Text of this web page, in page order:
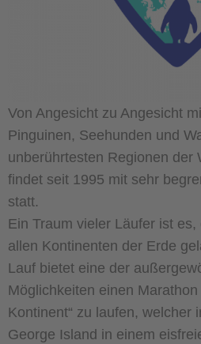
Von Angesicht zu Angesicht
Pinguinen, Seehunden und
unberührtesten Regionen der
findet seit 1995 mit sehr
statt.
Ein Traum vieler Läufer ist
allen Kontinenten der Erde
Lauf bietet eine der
Möglichkeiten einen Marathon
Kontinent“ zu laufen, welcher
George Island in einem